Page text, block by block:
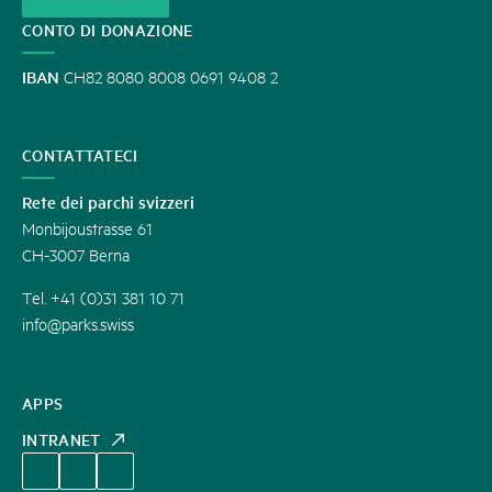
APPS
INTRANET
CONTO DI DONAZIONE
IBAN CH82 8080 8008 0691 9408 2
CONTATTATECI
Rete dei parchi svizzeri
Monbijoustrasse 61
CH-3007 Berna
Tel. +41 (0)31 381 10 71
info@parks.swiss